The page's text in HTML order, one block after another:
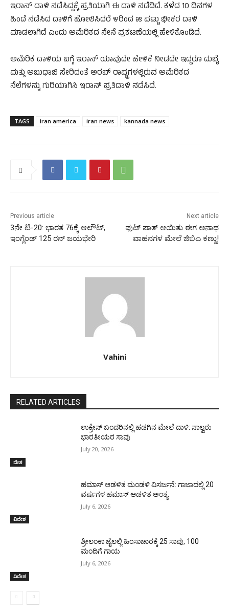
ಇರಾನ್‌ ದಾಳಿ ನಡೆಸಿದ್ದಕ್ಕೆ ಪ್ರತಿಯಾಗಿ ಈ ದಾಳಿ ನಡೆದಿದೆ. ಕಳೆದ 10 ದಿನಗಳ
ಹಿಂದೆ ನಡೆಸಿದ ದಾಳಿಗೆ ಹೋಲಿಸಿದರೆ ೪ರಿಂದ ೫ ಪಟ್ಟು ಭೀಕರ ದಾಳಿ
ಮಾಡಲಾಗಿದೆ ಎಂದು ಅಮೆರಿಕದ ಸೇನೆ ಪ್ರಕಟಣೆಯಲ್ಲಿ ಹೇಳಿಕೊಂಡಿದೆ.
ಅಮೆರಿಕ ದಾಳಿಯ ಬಗ್ಗೆ ಇರಾನ್‌ ಯಾವುದೇ ಹೇಳಿಕೆ ನೀಡದೇ ಇದ್ದರೂ ದುಬೈ
ಮತ್ತು ಅಬುಧಾಬಿ ಸೇರಿದಂತೆ ಅರಬ್‌ ರಾಷ್ಟ್ರಗಳಲ್ಲಿರುವ ಅಮೆರಿಕದ
ನೆಲೆಗಳನ್ನು ಗುರಿಯಾಗಿಸಿ ಇರಾನ್‌ ಪ್ರತಿದಾಳಿ ನಡೆಸಿದೆ.
TAGS iran america iran news kannada news
Previous article
3ನೇ ಟಿ-20: ಭಾರತ 76ಕ್ಕೆ ಆಲೌಟ್,
ಇಂಗ್ಲೆಂಡ್‌ 125 ರನ್‌ ಜಯಭೇರಿ
Next article
ಫುಟ್ ಪಾತ್ ಆಯಿತು ಈಗ ಅನಾಥ
ವಾಹನಗಳ ಮೇಲೆ ಜಿಬಿಎ ಕಣ್ಣು!
Vahini
RELATED ARTICLES
ದೇಶ
ಉಕ್ರೇನ್‌ ಬಂದರಿನಲ್ಲಿ ಹಡಗಿನ ಮೇಲೆ ದಾಳಿ: ನಾಲ್ವರು
ಭಾರತೀಯರ ಸಾವು
July 20, 2026
ವಿದೇಶ
ಹಮಾಸ್ ಆಡಳಿತ ಮಂಡಳಿ ವಿಸರ್ಜನೆ: ಗಾಜಾದಲ್ಲಿ 20
ವರ್ಷಗಳ ಹಮಾಸ್ ಆಡಳಿತ ಅಂತ್ಯ
July 6, 2026
ವಿದೇಶ
ಶ್ರೀಲಂಕಾ ಜೈಲಲ್ಲಿ ಹಿಂಸಾಚಾರಕ್ಕೆ 25 ಸಾವು, 100
ಮಂದಿಗೆ ಗಾಯ
July 6, 2026